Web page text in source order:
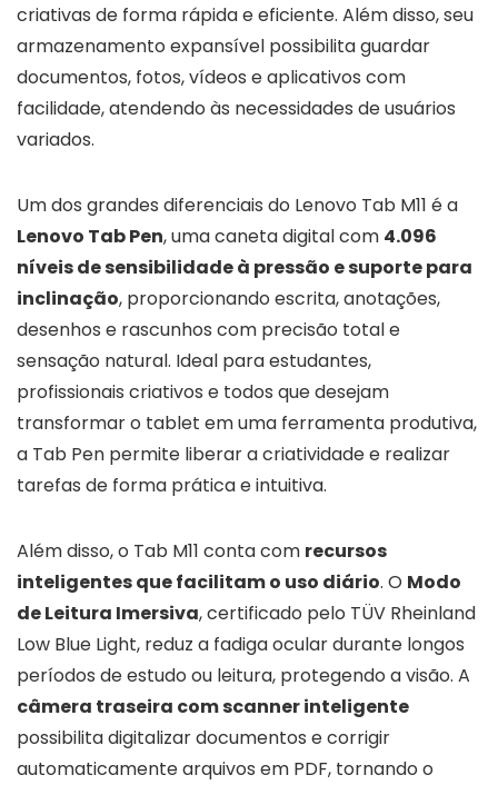
criativas de forma rápida e eficiente. Além disso, seu
armazenamento expansível possibilita guardar
documentos, fotos, vídeos e aplicativos com
facilidade, atendendo às necessidades de usuários
variados.
Um dos grandes diferenciais do Lenovo Tab M11 é a
Lenovo Tab Pen, uma caneta digital com 4.096
níveis de sensibilidade à pressão e suporte para
inclinação, proporcionando escrita, anotações,
desenhos e rascunhos com precisão total e
sensação natural. Ideal para estudantes,
profissionais criativos e todos que desejam
transformar o tablet em uma ferramenta produtiva,
a Tab Pen permite liberar a criatividade e realizar
tarefas de forma prática e intuitiva.
Além disso, o Tab M11 conta com recursos
inteligentes que facilitam o uso diário. O Modo
de Leitura Imersiva, certificado pelo TÜV Rheinland
Low Blue Light, reduz a fadiga ocular durante longos
períodos de estudo ou leitura, protegendo a visão. A
câmera traseira com scanner inteligente
possibilita digitalizar documentos e corrigir
automaticamente arquivos em PDF, tornando o